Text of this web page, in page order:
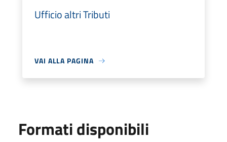
Ufficio altri Tributi
VAI ALLA PAGINA
Formati disponibili